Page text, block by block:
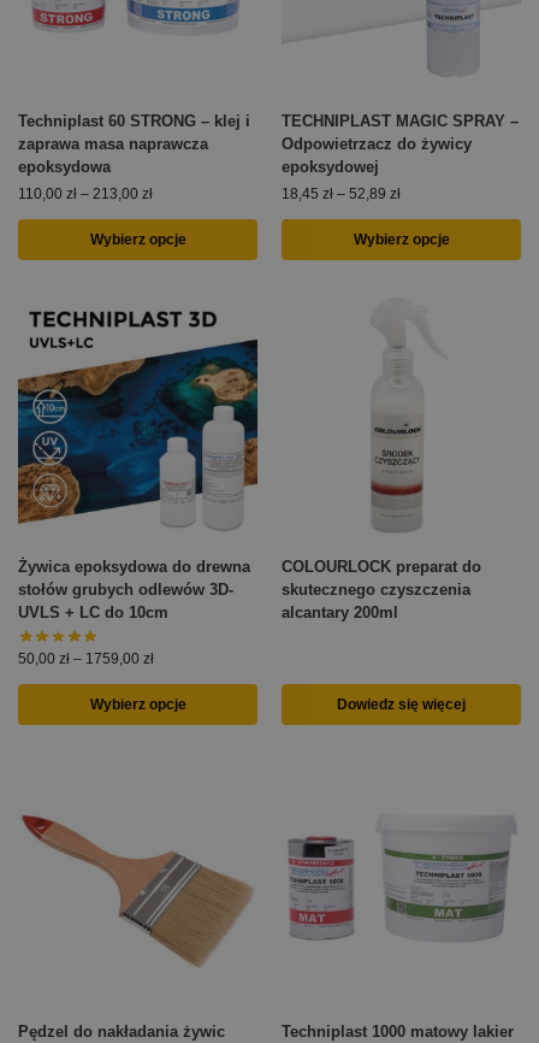
Techniplast 60 STRONG – klej i
zaprawa masa naprawcza
epoksydowa
110,00 zł – 213,00 zł
Wybierz opcje
TECHNIPLAST MAGIC SPRAY –
Odpowietrzacz do żywicy
epoksydowej
18,45 zł – 52,89 zł
Wybierz opcje
Żywica epoksydowa do drewna
stołów grubych odlewów 3D-
UVLS + LC do 10cm
50,00 zł – 1759,00 zł
Wybierz opcje
COLOURLOCK preparat do
skutecznego czyszczenia
alcantary 200ml
Dowiedz się więcej
Pędzel do nakładania żywic
Techniplast 1000 matowy lakier